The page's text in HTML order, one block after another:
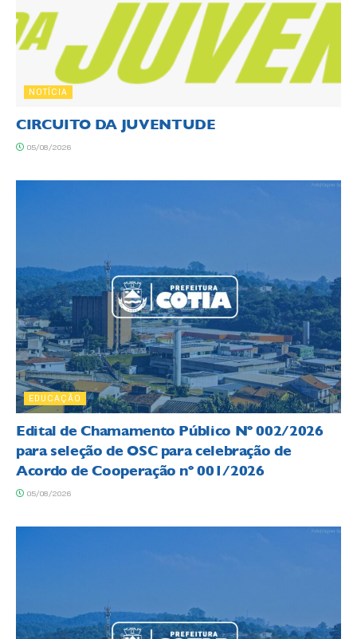
NOTÍCIA
CIRCUITO DA JUVENTUDE
05/08/2026
EDUCAÇÃO
Edital de Chamamento Público Nº 002/2026
para seleção de OSC para celebração de
Acordo de Cooperação nº 001/2026
05/08/2026